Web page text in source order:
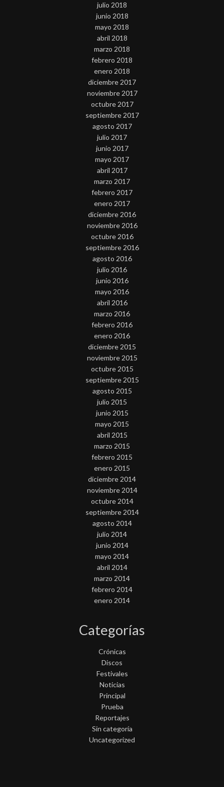
julio 2018
junio 2018
mayo 2018
abril 2018
marzo 2018
febrero 2018
enero 2018
diciembre 2017
noviembre 2017
octubre 2017
septiembre 2017
agosto 2017
julio 2017
junio 2017
mayo 2017
abril 2017
marzo 2017
febrero 2017
enero 2017
diciembre 2016
noviembre 2016
octubre 2016
septiembre 2016
agosto 2016
julio 2016
junio 2016
mayo 2016
abril 2016
marzo 2016
febrero 2016
enero 2016
diciembre 2015
noviembre 2015
octubre 2015
septiembre 2015
agosto 2015
julio 2015
junio 2015
mayo 2015
abril 2015
marzo 2015
febrero 2015
enero 2015
diciembre 2014
noviembre 2014
octubre 2014
septiembre 2014
agosto 2014
julio 2014
junio 2014
mayo 2014
abril 2014
marzo 2014
febrero 2014
enero 2014
Categorías
Crónicas
Discos
Festivales
Noticias
Principal
Prueba
Reportajes
Sin categoría
Uncategorized